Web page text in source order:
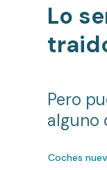
Lo
Pero
alguno
Coches